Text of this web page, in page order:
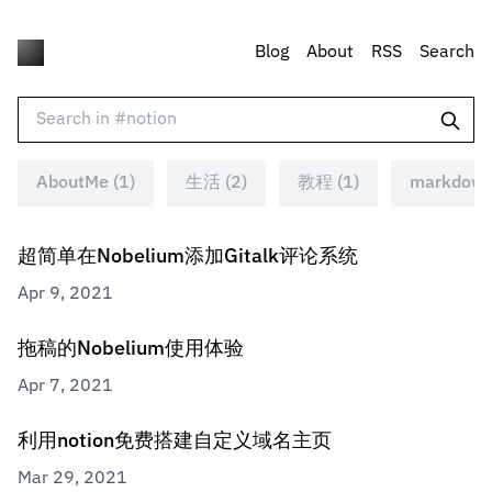
Blog About RSS Search
AboutMe (1) 生活 (2) 教程 (1)
超简单在Nobelium添加Gitalk评论系统
Apr 9, 2021
拖稿的Nobelium使用体验
Apr 7, 2021
利用notion免费搭建自定义域名主页
Mar 29, 2021